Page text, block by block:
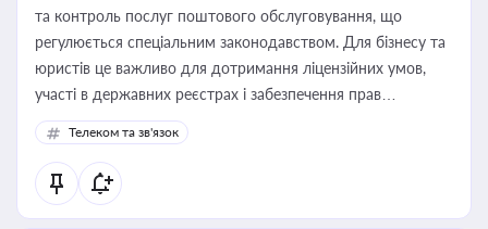
та контроль послуг поштового обслуговування, що
регулюється спеціальним законодавством. Для бізнесу та
юристів це важливо для дотримання ліцензійних умов,
участі в державних реєстрах і забезпечення прав
споживачів.
Телеком та зв'язок